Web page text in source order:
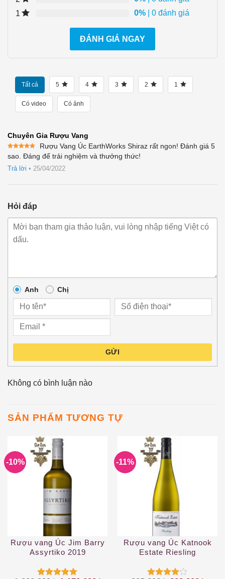
1
0% | 0 đánh giá
ĐÁNH GIÁ NGAY
Tất cả 5 4 3 2 1
Có video Có ảnh
Chuyên Gia Rượu Vang
Được xếp
hạng 55
sao
Rượu Vang Úc EarthWorks Shiraz rất ngon! Đánh giá 5
sao. Đáng để trải nghiệm và thưởng thức!
Trả lời • 25/04/2022
Hỏi đáp
Anh Chị
GỬI
Không có bình luận nào
SẢN PHẨM TƯƠNG TỰ
-10%
Rượu vang Úc Jim Barry
Assyrtiko 2019
-11%
Rượu vang Úc Katnook
Estate Riesling